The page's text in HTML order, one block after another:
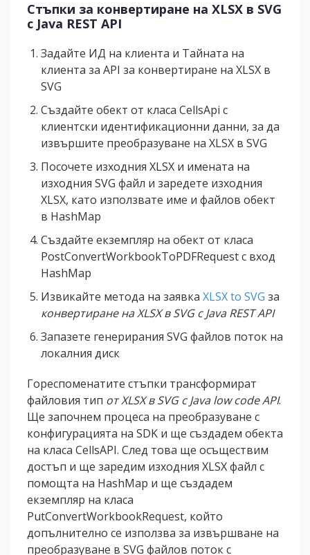
Стъпки за конвертиране на XLSX в SVG
с Java REST API
Задайте ИД на клиента и Тайната на
клиента за API за конвертиране на XLSX в
SVG
Създайте обект от класа CellsApi с
клиентски идентификационни данни, за да
извършите преобразуване на XLSX в SVG
Посочете изходния XLSX и имената на
изходния SVG файл и заредете изходния
XLSX, като използвате име и файлов обект
в HashMap
Създайте екземпляр на обект от класа
PostConvertWorkbookToPDFRequest с вход
HashMap
Извикайте метода на заявка XLSX to SVG за
конвертиране на XLSX в SVG с Java REST API
Запазете генерирания SVG файлов поток на
локалния диск
Гореспоменатите стъпки трансформират
файловия тип от XLSX в SVG с Java low code API.
Ще започнем процеса на преобразуване с
конфигурацията на SDK и ще създадем обекта
на класа CellsAPI. След това ще осъществим
достъп и ще заредим изходния XLSX файл с
помощта на HashMap и ще създадем
екземпляр на класа
PutConvertWorkbookRequest, който
допълнително се използва за извършване на
преобразуване в SVG файлов поток с